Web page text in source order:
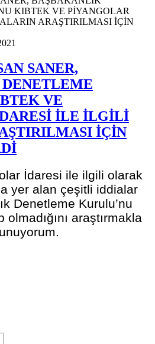
SANER,
VE
İLE İLGİLİ
İÇİN
İdaresi ile ilgili olarak
yer alan çeşitli iddialar
Denetleme Kurulu’nu
araştırmakla